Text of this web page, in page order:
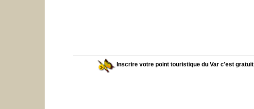
Inscrire votre point touristique du Var c'est gratuit